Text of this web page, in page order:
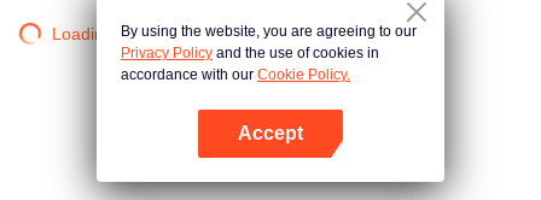
Loading…By using the website, you are agreeing to our
Privacy Policy and the use of cookies in
accordance with our Cookie Policy.
Accept